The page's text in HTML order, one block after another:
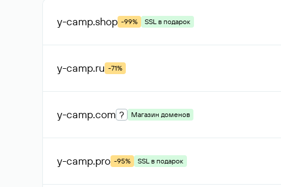
y-camp.shop -99% SSL в подарок
y-camp.ru -71%
y-camp.com ? Магазин доменов
y-camp.pro -95% SSL в подарок